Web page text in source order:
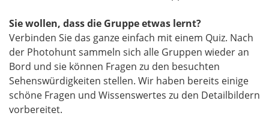
Sie wollen, dass die Gruppe etwas lernt?
Verbinden Sie das ganze einfach mit einem Quiz. Nach
der Photohunt sammeln sich alle Gruppen wieder an
Bord und sie können Fragen zu den besuchten
Sehenswürdigkeiten stellen. Wir haben bereits einige
schöne Fragen und Wissenswertes zu den Detailbildern
vorbereitet.